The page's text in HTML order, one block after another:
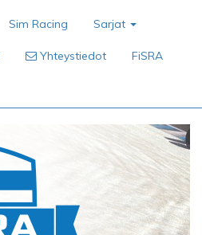
Sim Racing Sarjat
Yhteystiedot FiSRA